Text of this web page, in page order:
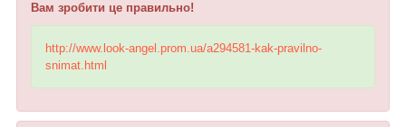
Вам зробити це правильно!
http://www.look-angel.prom.ua/a294581-kak-pravilno-
snimat.html